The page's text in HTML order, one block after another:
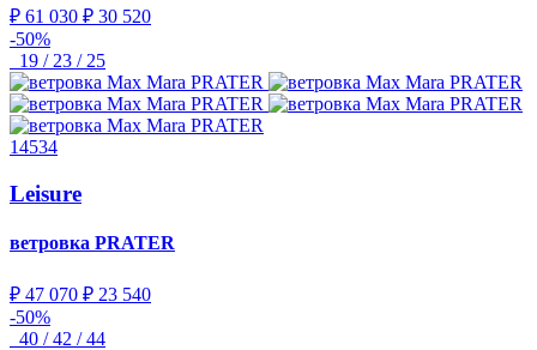
₽ 61 030 ₽ 30 520
-50%
19 / 23 / 25
14534
Leisure
ветровка PRATER
₽ 47 070 ₽ 23 540
-50%
40 / 42 / 44